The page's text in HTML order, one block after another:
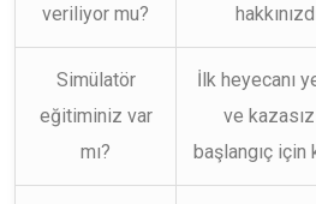
veriliyor mu?
Simülatör
eğitiminiz var
mı?
İlk heyecanı
ve
başlangıç için